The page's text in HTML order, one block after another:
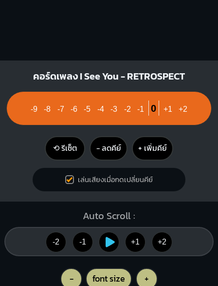
คอร์ดเพลง I See You - RETROSPECT
-9 -8 -7 -6 -5 -4 -3 -2 -1 0 +1 +2
⟲ รีเซ็ต − ลดคีย์ + เพิ่มคีย์
เล่นเสียงเมื่อกดเปลี่ยนคีย์
Auto Scroll :
-2 -1 +1 +2
- font size +